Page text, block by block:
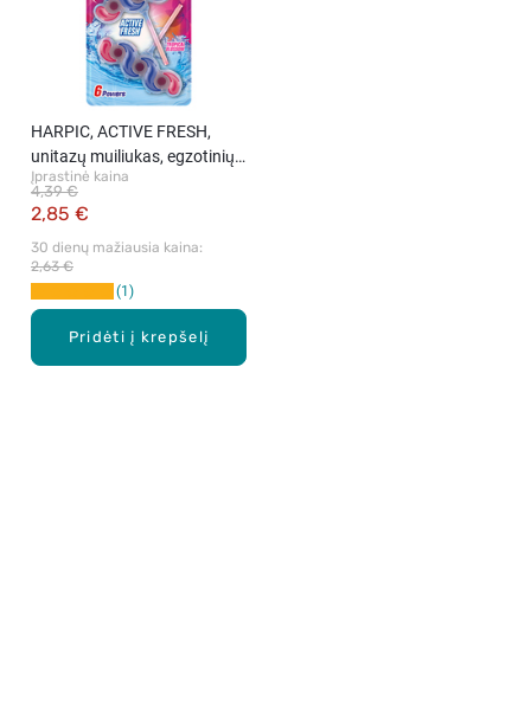
Pridėti į krepšelį
HARPIC, ACTIVE FRESH,
unitazų muiliukas, egzotinių
gėlių kvapo, 2x35 g
Įprastinė kaina
2,85 €
4,39 €
30 dienų mažiausia kaina:
2,63 €
1